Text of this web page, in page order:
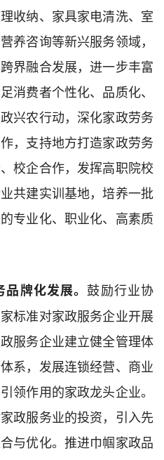
收纳、家具家电清洗、室
养咨询等新兴服务领域，
界融合发展，进一步丰富
消费者个性化、品质化、
兴农行动，深化家政劳务
，支持地方打造家政劳务
校企合作，发挥高职院校
共建实训基地，培养一批
专业化、职业化、高素质
品牌化发展。鼓励行业协
标准对家政服务企业开展
服务企业建立健全管理体
系，发展连锁经营、商业
领作用的家政龙头企业。
政服务业的投资，引入先
与优化。推进巾帼家政品